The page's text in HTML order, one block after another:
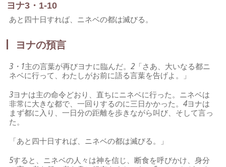
ヨナ3・1-10
あと四十日すれば、ニネベの都は滅びる。
ヨナの預言
3・1主の言葉が再びヨナに臨んだ。2 「さあ、大いなる都ニ
ネベに行って、わたしがお前に語る言葉を告げよ。」
3ヨナは主の命令どおり、直ちにニネベに行った。ニネベは
非常に大きな都で、一回りするのに三日かかった。4ヨナは
まず都に入り、一日分の距離を歩きながら叫び、そして言っ
た。
「あと四十日すれば、ニネベの都は滅びる。」
5すると、ニネベの人々は神を信じ、断食を呼びかけ、身分